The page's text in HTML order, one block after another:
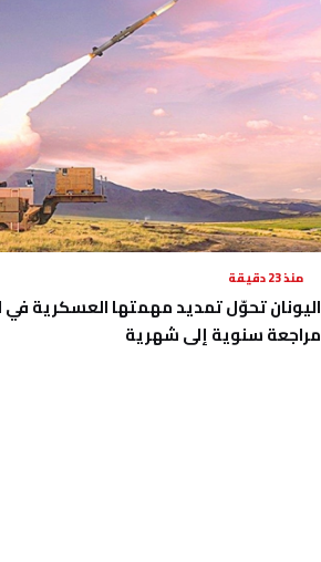
منذ 23 دقيقة
اليونان تحوّل تمديد مهمتها العسكرية
مراجعة سنوية إلى شهرية